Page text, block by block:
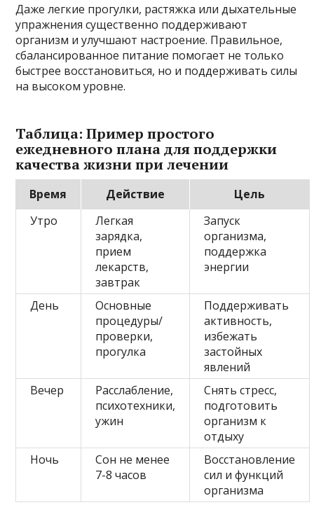
Даже легкие прогулки, растяжка или дыхательные
упражнения существенно поддерживают
организм и улучшают настроение. Правильное,
сбалансированное питание помогает не только
быстрее восстановиться, но и поддерживать силы
на высоком уровне.
Таблица: Пример простого
ежедневного плана для поддержки
качества жизни при лечении
Время Действие
Цель
Утро
Легкая
зарядка,
прием
лекарств,
завтрак
Запуск
организма,
поддержка
энергии
День
Основные
процедуры/
проверки,
прогулка
Поддерживать
активность,
избежать
застойных
явлений
Вечер
Расслабление,
психотехники,
ужин
Снять стресс,
подготовить
организм к
отдыху
Ночь
Сон не менее
7-8 часов
Восстановление
сил и функций
организма